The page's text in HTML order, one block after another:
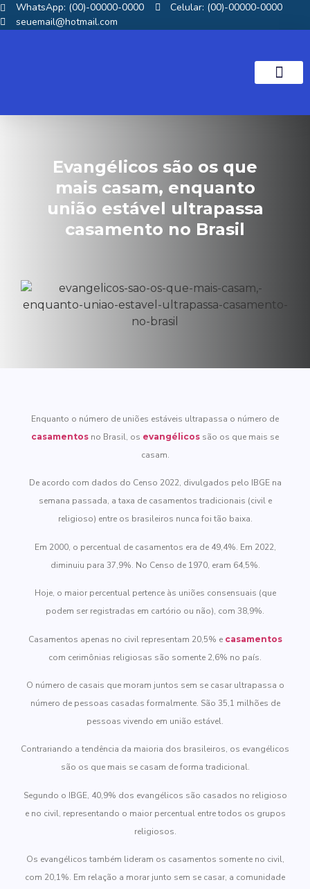
WhatsApp: (00)-00000-0000
Celular: (00)-00000-0000
seuemail@hotmail.com
Evangélicos são os que
mais casam, enquanto
união estável ultrapassa
casamento no Brasil
Enquanto o número de uniões estáveis ultrapassa o número de
casamentos no Brasil, os evangélicos são os que mais se
casam.
De acordo com dados do Censo 2022, divulgados pelo IBGE na
semana passada, a taxa de casamentos tradicionais (civil e
religioso) entre os brasileiros nunca foi tão baixa.
Em 2000, o percentual de casamentos era de 49,4%. Em 2022,
diminuiu para 37,9%. No Censo de 1970, eram 64,5%.
Hoje, o maior percentual pertence às uniões consensuais (que
podem ser registradas em cartório ou não), com 38,9%.
Casamentos apenas no civil representam 20,5% e casamentos
com cerimônias religiosas são somente 2,6% no país.
O número de casais que moram juntos sem se casar ultrapassa o
número de pessoas casadas formalmente. São 35,1 milhões de
pessoas vivendo em união estável.
Contrariando a tendência da maioria dos brasileiros, os evangélicos
são os que mais se casam de forma tradicional.
Segundo o IBGE, 40,9% dos evangélicos são casados no religioso
e no civil, representando o maior percentual entre todos os grupos
religiosos.
Os evangélicos também lideram os casamentos somente no civil,
com 20,1%. Em relação a morar junto sem se casar, a comunidade